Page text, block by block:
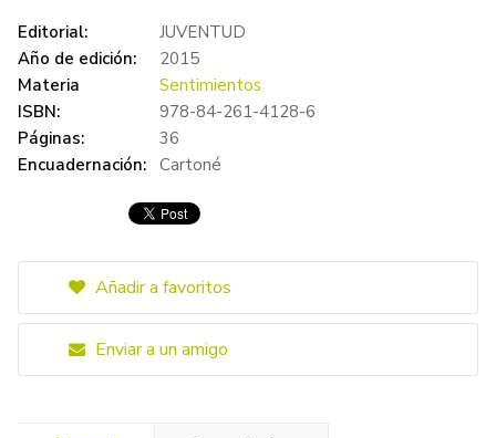
Editorial:
JUVENTUD
Año de edición:
2015
Materia
Sentimientos
ISBN:
978-84-261-4128-6
Páginas:
36
Encuadernación: Cartoné
Añadir a favoritos
Enviar a un amigo